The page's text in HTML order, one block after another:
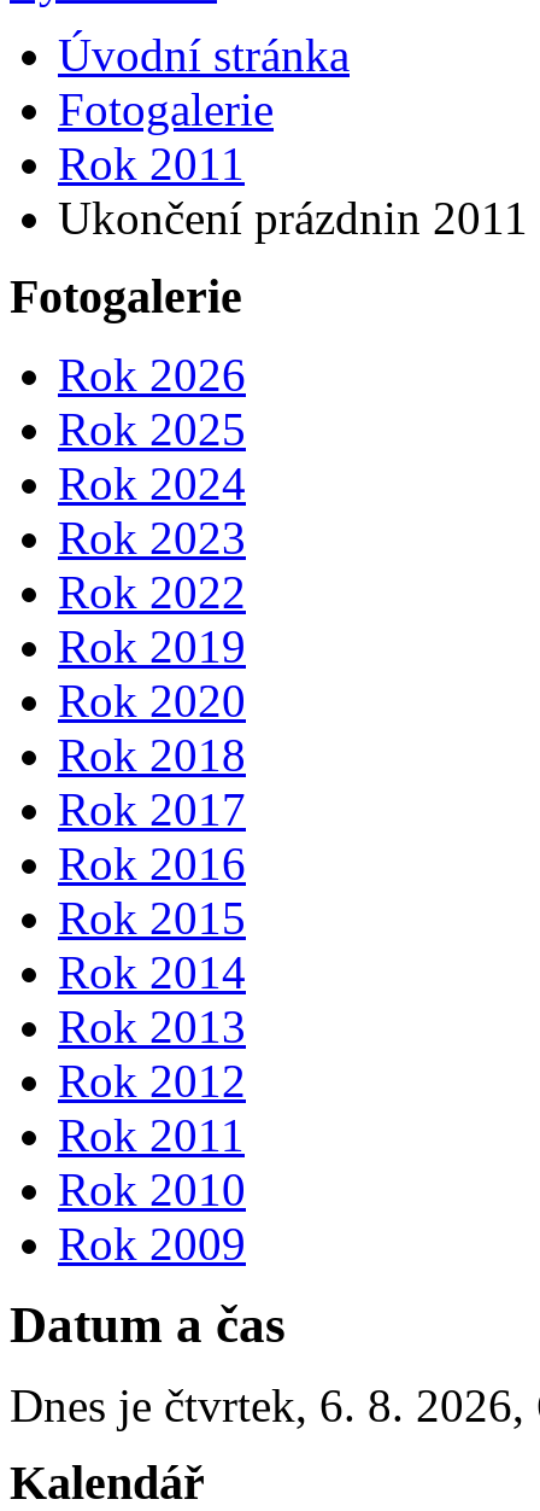
Úvodní stránka
Fotogalerie
Rok 2011
Ukončení prázdnin 2011
Fotogalerie
Rok 2026
Rok 2025
Rok 2024
Rok 2023
Rok 2022
Rok 2019
Rok 2020
Rok 2018
Rok 2017
Rok 2016
Rok 2015
Rok 2014
Rok 2013
Rok 2012
Rok 2011
Rok 2010
Rok 2009
Datum a čas
Dnes je čtvrtek, 6. 8. 2026,
Kalendář